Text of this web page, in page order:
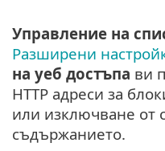
Управление на
Разширени
на уеб достъпа ви
HTTP адреси за
или изключване от
съдържанието.